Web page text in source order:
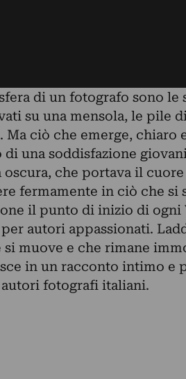
di un fotografo sono
su una mensola, le pile
Ma ciò che emerge,
una soddisfazione
oscura, che portava il
fermamente in ciò che si
il punto di inizio di ogni
autori appassionati.
si muove e che rimane
in un racconto intimo e
fotografi italiani.